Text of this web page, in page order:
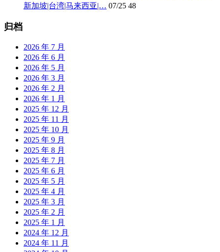
新加坡|台湾|马来西亚|… 07/25 48
归档
2026 年 7 月
2026 年 6 月
2026 年 5 月
2026 年 3 月
2026 年 2 月
2026 年 1 月
2025 年 12 月
2025 年 11 月
2025 年 10 月
2025 年 9 月
2025 年 8 月
2025 年 7 月
2025 年 6 月
2025 年 5 月
2025 年 4 月
2025 年 3 月
2025 年 2 月
2025 年 1 月
2024 年 12 月
2024 年 11 月